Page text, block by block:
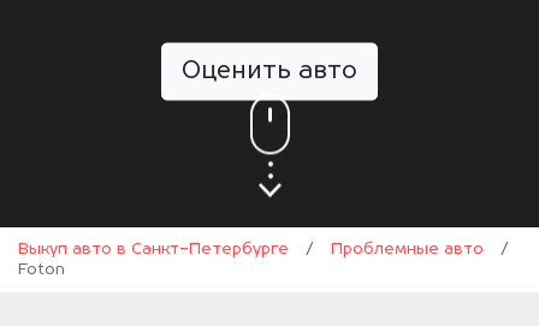
Оценить авто
Выкуп авто в Санкт-Петербурге / Проблемные авто
/
Foton